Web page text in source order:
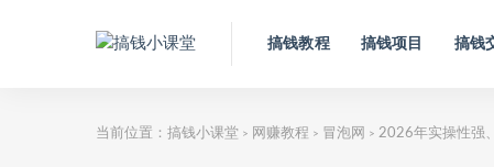
搞钱教程 搞钱项目 搞钱
当前位置： 搞钱小课堂 > 网赚教程 > 冒泡网 > 2026年实操性强